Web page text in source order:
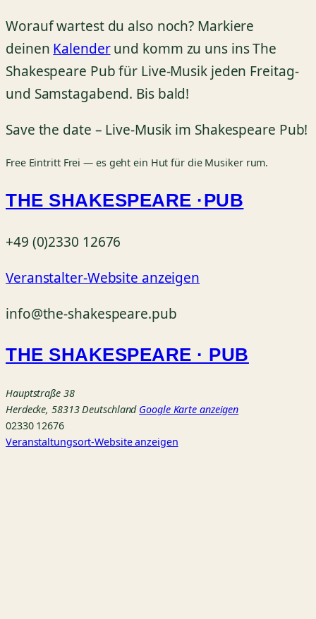
Worauf wartest du also noch? Markiere
deinen Kalenderund komm zu uns ins The
Shakespeare Pub für Live-Musik jeden Freitag-
und Samstagabend. Bis bald!
Save the date – Live-Musik im Shakespeare Pub!
Free Eintritt Frei — es geht ein Hut für die Musiker rum.
THE SHAKESPEARE ·PUB
+49 (0)2330 12676
Veranstalter-Website anzeigen
info@the-shakespeare.pub
THE SHAKESPEARE · PUB
Hauptstraße 38
Herdecke, 58313 Deutschland Google Karte anzeigen
02330 12676
Veranstaltungsort-Website anzeigen